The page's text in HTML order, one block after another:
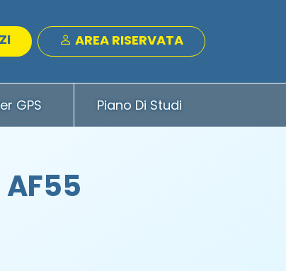
AREA RISERVATA
GPS Piano Di Studi